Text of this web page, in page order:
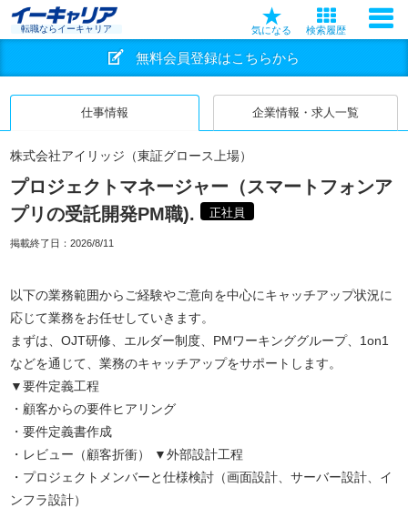
転職ならイーキャリア 気になる 検索履歴
無料会員登録はこちらから
仕事情報 企業情報・求人一覧
株式会社アイリッジ（東証グロース上場）
プロジェクトマネージャー（スマートフォンア
プリの受託開発PM職).
正社員
掲載終了日： 2026/8/11
以下の業務範囲からご経験やご意向を中心にキャッチアップ状況に
応じて業務をお任せしていきます。
まずは、OJT研修、エルダー制度、PMワーキンググループ、1on1
などを通じて、業務のキャッチアップをサポートします。
▼要件定義工程
・顧客からの要件ヒアリング
・要件定義書作成
・レビュー（顧客折衝） ▼外部設計工程
・プロジェクトメンバーと仕様検討（画面設計、サーバー設計、イ
ンフラ設計）